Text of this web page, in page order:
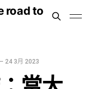
road to
24 3月 2023